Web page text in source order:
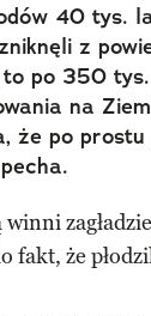
40 tys.
z
po 350
na
że po prostu